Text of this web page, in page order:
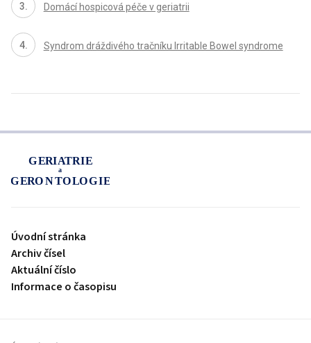
Domácí hospicová péče v geriatrii
Syndrom dráždivého tračníku Irritable Bowel syndrome
Úvodní stránka
Archiv čísel
Aktuální číslo
Informace o časopisu